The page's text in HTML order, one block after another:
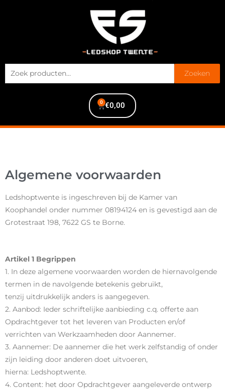
Zoeken
€0,00
0
Algemene voorwaarden
Ledshoptwente is ingeschreven bij de Kamer van
Koophandel onder nummer 08194124 en is gevestigd aan de
Grotestraat 198, 7622 GS te Borne.
Artikel 1 Begrippen
1. In deze algemene voorwaarden worden de hiernavolgende
termen in de navolgende betekenis gebruikt,
tenzij uitdrukkelijk anders is aangegeven.
2. Aanbod: Ieder schriftelijke aanbieding c.q. offerte aan
Opdrachtgever tot het leveren van Producten en/of
verrichten van Werkzaamheden door Aannemer.
3. Aannemer: De aannemer die het werk zelfstandig of onder
zijn leiding door anderen doet uitvoeren,
hierna: Ledshoptwente.
4. Content: het door Opdrachtgever aangeleverde ontwerp